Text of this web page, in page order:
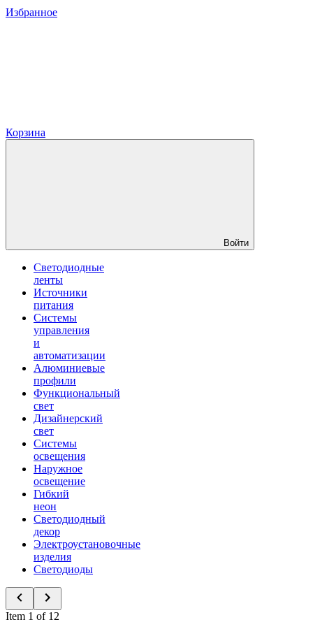
Избранное
Корзина
Войти
Светодиодные
ленты
Источники
питания
Системы
управления
и
автоматизации
Алюминиевые
профили
Функциональный
свет
Дизайнерский
свет
Системы
освещения
Наружное
освещение
Гибкий
неон
Светодиодный
декор
Электроустановочные
изделия
Светодиоды
Item 1 of 12